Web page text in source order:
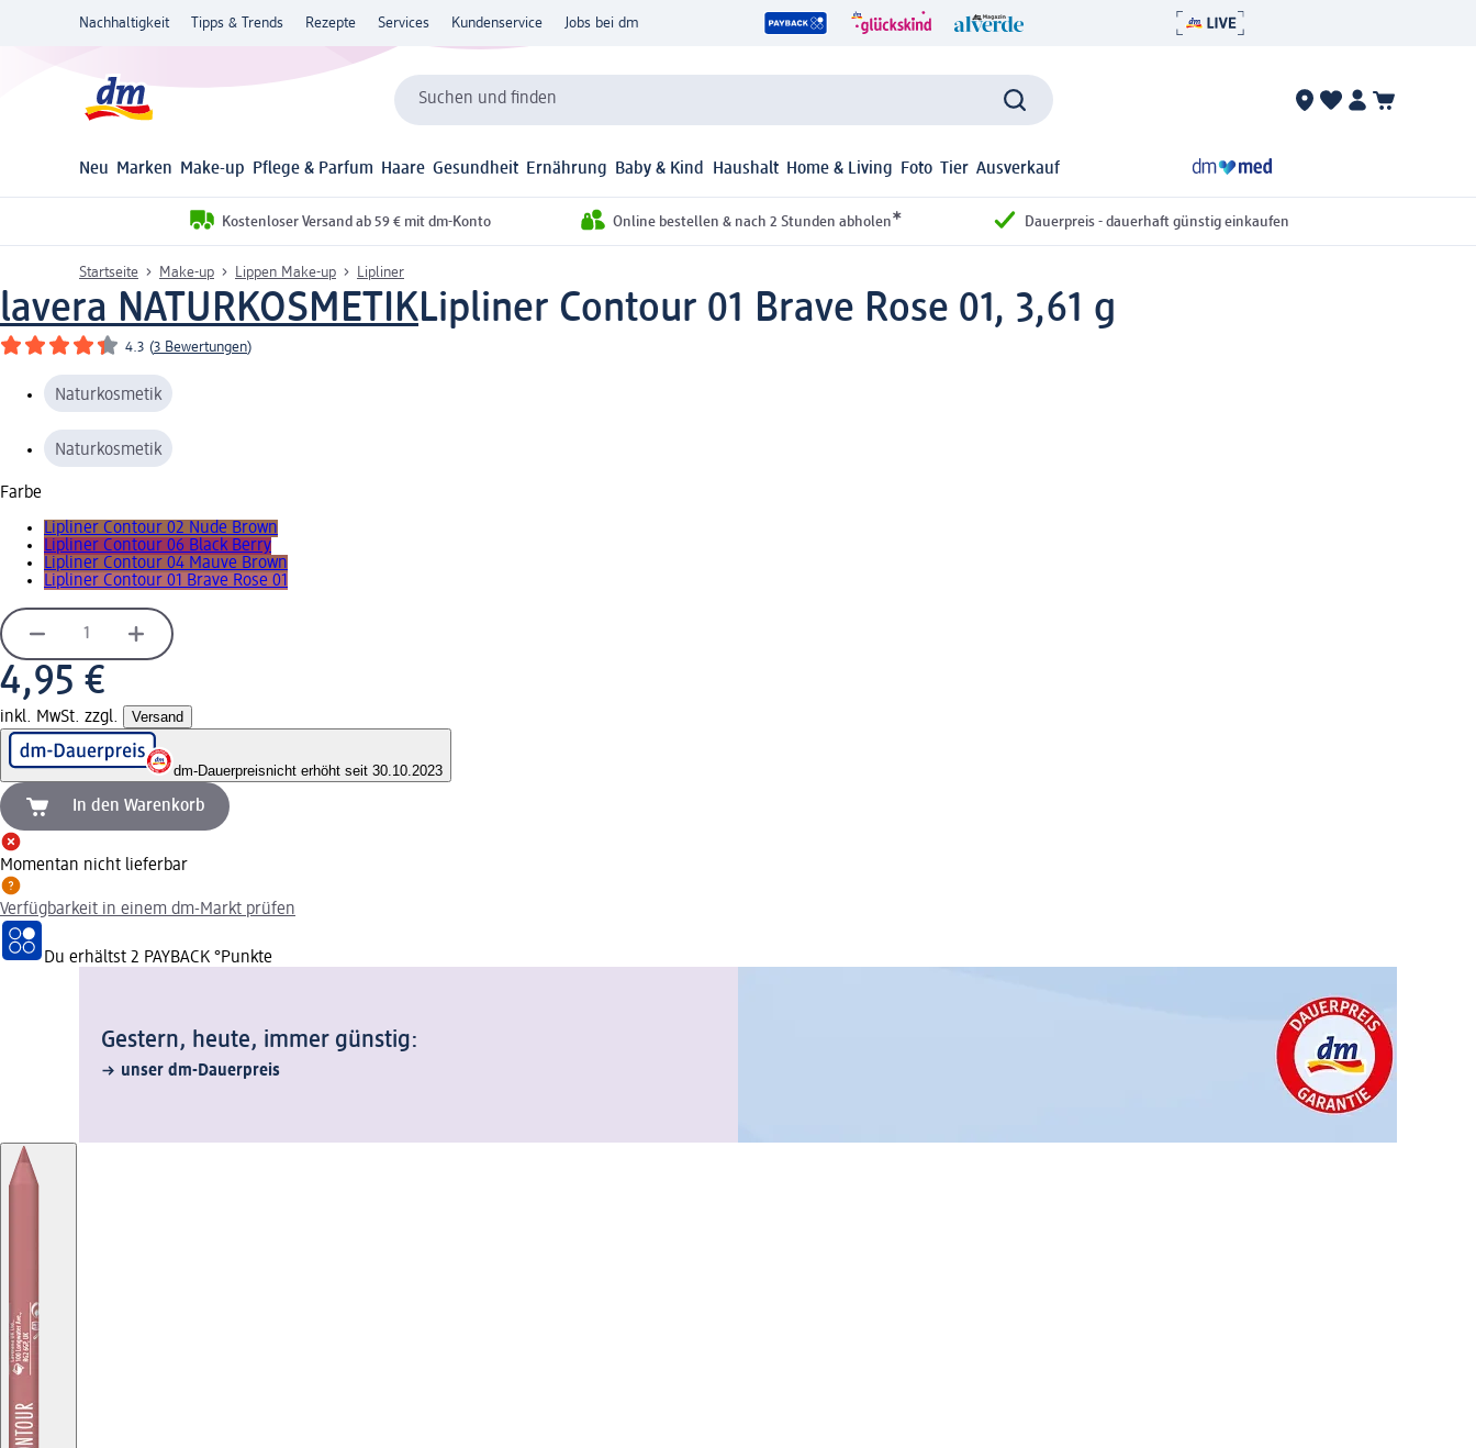
Nachhaltigkeit Tipps & Trends Rezepte Services Kundenservice Jobs bei dm
Suchen und finden
Neu Marken Make-up Pflege & Parfum Haare Gesundheit Ernährung Baby & Kind Haushalt Home & Living Foto Tier Ausverkauf
Kostenloser Versand ab 59 € mit dm-Konto Online bestellen & nach 2 Stunden abholen* Dauerpreis - dauerhaft günstig einkaufen
Startseite Make-up Lippen Make-up Lipliner
lavera NATURKOSMETIKLipliner Contour 01 Brave Rose 01, 3,61 g
4.3 (3 Bewertungen)
Naturkosmetik
Naturkosmetik
Farbe
Lipliner Contour 02 Nude Brown
Lipliner Contour 06 Black Berry
Lipliner Contour 04 Mauve Brown
Lipliner Contour 01 Brave Rose 01
4,95 €
inkl. MwSt. zzgl. Versand
dm-Dauerpreisnicht erhöht seit 30.10.2023
In den Warenkorb
Momentan nicht lieferbar
Verfügbarkeit in einem dm-Markt prüfen
Du erhältst 2 PAYBACK °Punkte
Gestern, heute, immer günstig:
unser dm-Dauerpreis